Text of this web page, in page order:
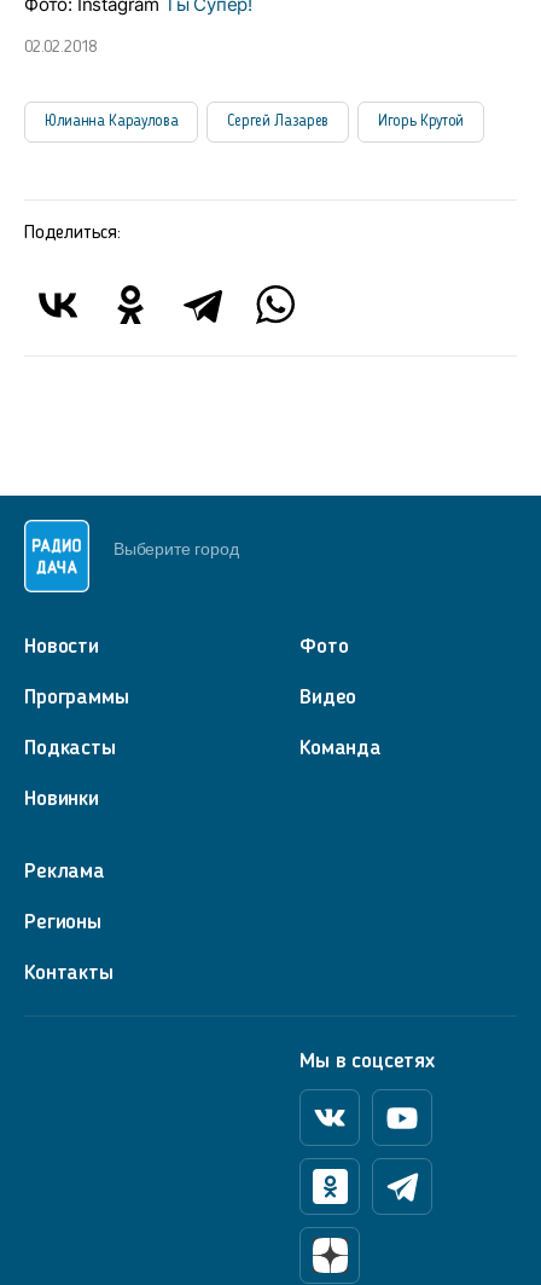
02.02.2018
Юлианна Караулова Сергей Лазарев Игорь Крутой
Поделиться:
Выберите город
Новости
Программы
Подкасты
Новинки
Фото
Видео
Команда
Реклама
Регионы
Контакты
Мы в соцсетях
ВконтактеYoutube
ОдноклассникиТелеграм
Яндекс Дзен